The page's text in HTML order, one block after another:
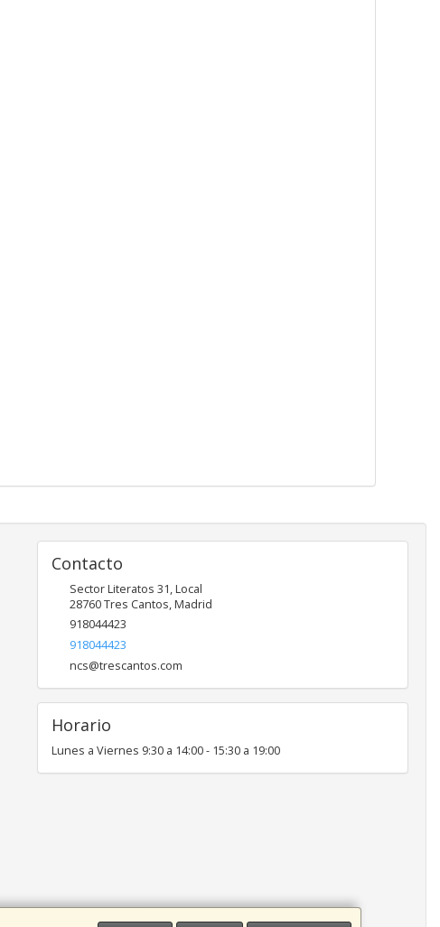
Contacto
Sector Literatos 31, Local
28760Tres Cantos,Madrid
918044423
918044423
ncs@trescantos.com
Horario
Lunes a Viernes 9:30 a 14:00 - 15:30 a 19:00